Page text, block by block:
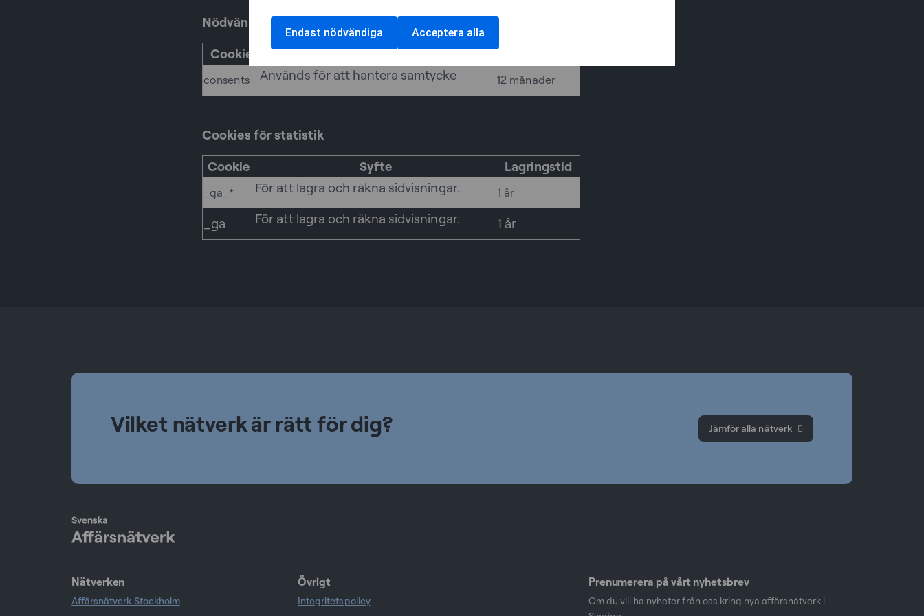
Nödvändiga cookies
Cookie
Syfte
consents Används för att hantera samtycke 12 månader
Cookies för statistik
Cookie
Syfte Lagringstid
_ga_* För att lagra och räkna sidvisningar. 1 år
_ga För att lagra och räkna sidvisningar. 1 år
Vilket nätverk är rätt för dig? Jämför alla nätverk
Nätverken
Affärsnätverk Stockholm
Övrigt
Integritetspolicy
Prenumerera på vårt nyhetsbrev
Om du vill ha nyheter från oss kring nya affärsnätverk i
Endast nödvändiga Acceptera alla